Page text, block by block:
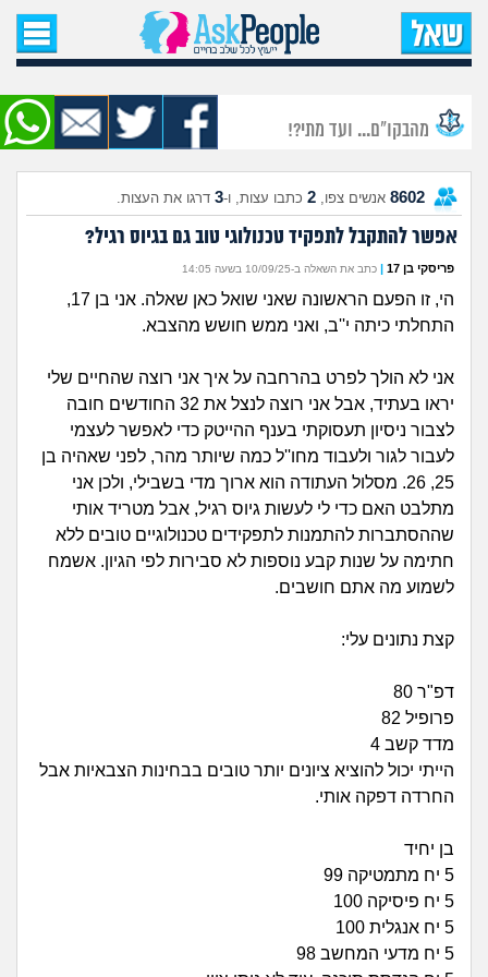
עמוד הבית
שאל שאלה
שאלות חדשות
שאלות שעוררו עניין
עצות חדשות
מה קורה כאן?
מתחם הטיפים
מדורים
זוגיות
היריון ולידה
לימודים וסטודנטים
חיפוש שאלות
הרשמה | התחברות
מהבקו"ם... ועד מתי?!
8602 אנשים צפו, 2 כתבו עצות, ו-3 דרגו את העצות.
אפשר להתקבל לתפקיד טכנולוגי טוב גם בגיוס רגיל?
פריסקי בן 17 | כתב את השאלה ב-10/09/25 בשעה 14:05
הי, זו הפעם הראשונה שאני שואל כאן שאלה. אני בן 17,
התחלתי כיתה י''ב, ואני ממש חושש מהצבא.
אני לא הולך לפרט בהרחבה על איך אני רוצה שהחיים שלי
יראו בעתיד, אבל אני רוצה לנצל את 32 החודשים חובה
לצבור ניסיון תעסוקתי בענף ההייטק כדי לאפשר לעצמי
לעבור לגור ולעבוד מחו''ל כמה שיותר מהר, לפני שאהיה בן
25, 26. מסלול העתודה הוא ארוך מדי בשבילי, ולכן אני
מתלבט האם כדי לי לעשות גיוס רגיל, אבל מטריד אותי
שההסתברות להתמנות לתפקידים טכנולוגיים טובים ללא
חתימה על שנות קבע נוספות לא סבירות לפי הגיון. אשמח
לשמוע מה אתם חושבים.
קצת נתונים עלי:
דפ"ר 80
פרופיל 82
מדד קשב 4
הייתי יכול להוציא ציונים יותר טובים בבחינות הצבאיות אבל
החרדה דפקה אותי.
בן יחיד
5 יח מתמטיקה 99
5 יח פיסיקה 100
5 יח אנגלית 100
5 יח מדעי המחשב 98